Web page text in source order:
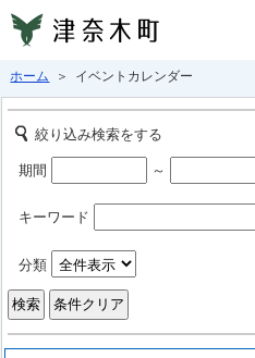
ホーム ＞ イベントカレンダー
絞り込み検索をする
期間 ～
キーワード
分類